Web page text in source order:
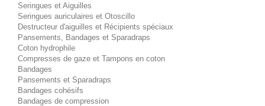
Seringues et Aiguilles
Seringues auriculaires et Otoscillo
Destructeur d'aiguilles et Récipients spéciaux
Pansements, Bandages et Sparadraps
Coton hydrophile
Compresses de gaze et Tampons en coton
Bandages
Pansements et Sparadraps
Bandages cohésifs
Bandages de compression